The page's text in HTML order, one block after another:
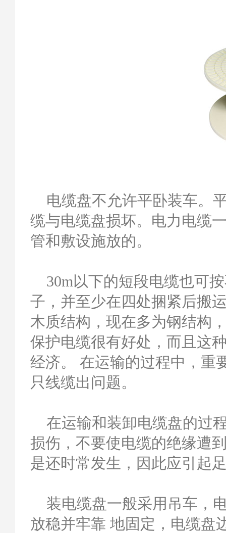
电缆盘不允许平卧装车。
缆与电缆盘损坏。电力电缆
管和敷设施放的。
30m以下的短段电缆也可
子，并至少在四处捆紧后搬
木质结构，现在多为钢结构
保护电缆很有好处，而且这
经济。 在运输的过程中，重
只线缆出问题。
在运输和装卸电缆盘的过
损伤，不要使电缆的绝缘遭
是还时常发生，因此应引起
装电缆盘一般采用吊车，
放稳并牢靠 地固定，电缆盘